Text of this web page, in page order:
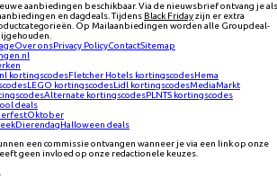
aanbiedingen beschikbaar. Via de nieuwsbrief ontvang je als
en dagdeals. Tijdens Black Fridayzijn er extra
Op Mailaanbiedingen worden alle Groupdeal-
Over onsPrivacy PolicyContactSitemap
kortingscodesFletcher Hotels kortingscodesHema
LEGO kortingscodesLidl kortingscodesMediaMarkt
Alternate kortingscodesPLNTS kortingscodes
deals
Oktober
Dierendag Halloween deals
een commissie ontvangen wanneer je via een link op onze
geen invloed op onze redactionele keuzes.